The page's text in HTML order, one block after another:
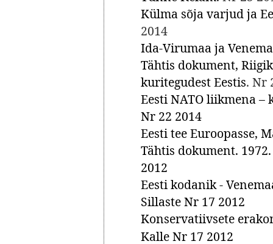
Külma sõja varjud ja
2014
Ida-Virumaa ja
Tähtis dokument,
kuritegudest Eestis. Nr
Eesti NATO liikmena –
Nr 22 2014
Eesti tee Euroopasse,
Tähtis dokument.
2012
Eesti kodanik -
Sillaste Nr 17 2012
Konservatiivsete
Kalle Nr 17 2012